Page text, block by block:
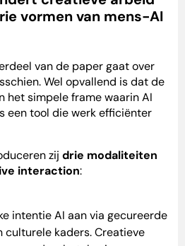
vormen van mens-AI
van de paper gaat over
Wel opvallend is dat de
het simpele frame waarin AI
een tool die werk efficiënter
zij drie modaliteiten
interaction:
intentie AI aan via gecureerde
culturele kaders. Creatieve